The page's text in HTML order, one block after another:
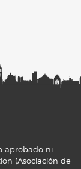
aprobado ni
(Asociación de